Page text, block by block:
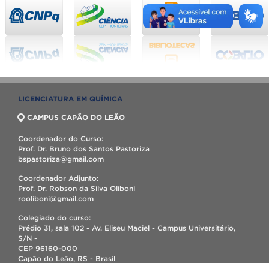
LICENCIATURA EM QUÍMICA
CAMPUS CAPÃO DO LEÃO
Coordenador do Curso:
Prof. Dr. Bruno dos Santos Pastoriza
bspastoriza@gmail.com
Coordenador Adjunto:
Prof. Dr. Robson da Silva Oliboni
rooliboni@gmail.com
Colegiado do curso:
Prédio 31, sala 102 - Av. Eliseu Maciel - Campus Universitário,
S/N -
CEP 96160-000
Capão do Leão, RS - Brasil